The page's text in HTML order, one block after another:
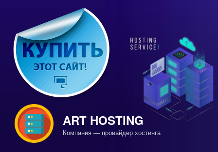
содержимому
ART HOSTING
Компания — провайдер хостинга